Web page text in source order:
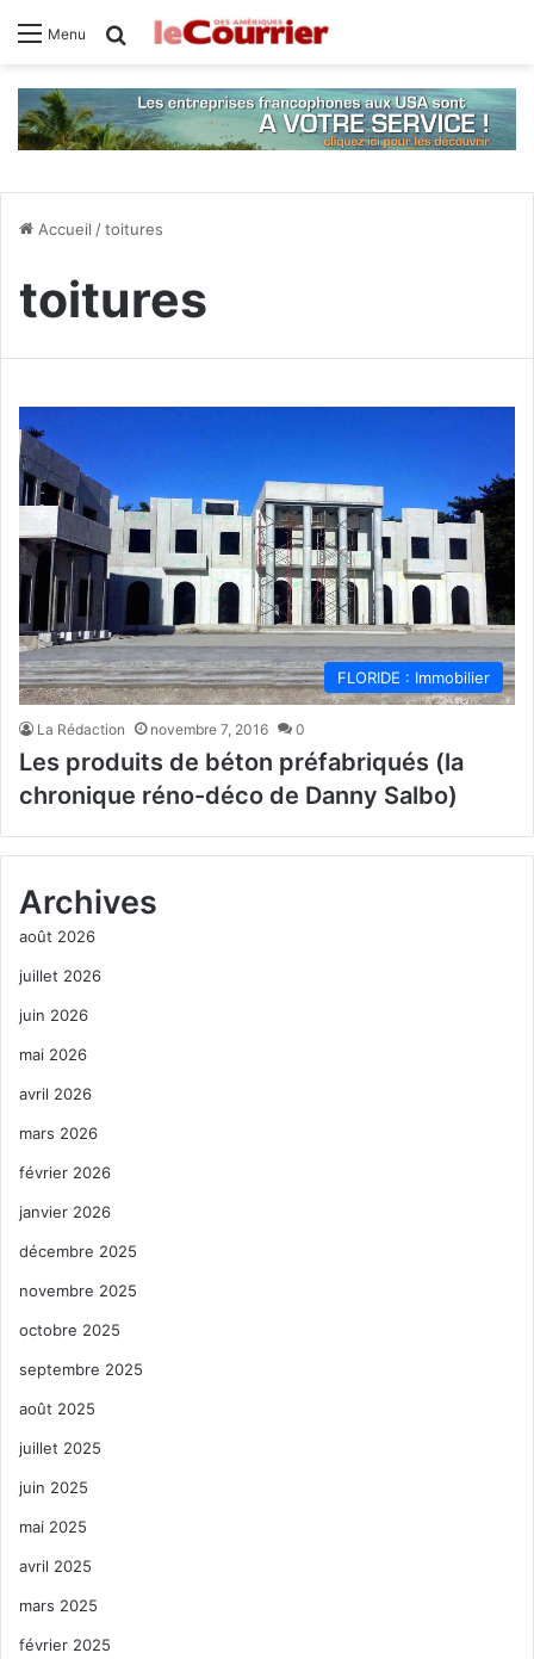
Menu Rechercher
Accueil /toitures
toitures
FLORIDE : Immobilier
La Rédaction novembre 7, 2016 0
Les produits de béton préfabriqués (la
chronique réno-déco de Danny Salbo)
Archives
août 2026
juillet 2026
juin 2026
mai 2026
avril 2026
mars 2026
février 2026
janvier 2026
décembre 2025
novembre 2025
octobre 2025
septembre 2025
août 2025
juillet 2025
juin 2025
mai 2025
avril 2025
mars 2025
février 2025